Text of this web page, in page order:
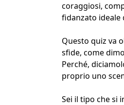
coraggiosi,
fidanzato ideale
Questo quiz va
sfide, come
Perché,
proprio uno
Sei il tipo che si